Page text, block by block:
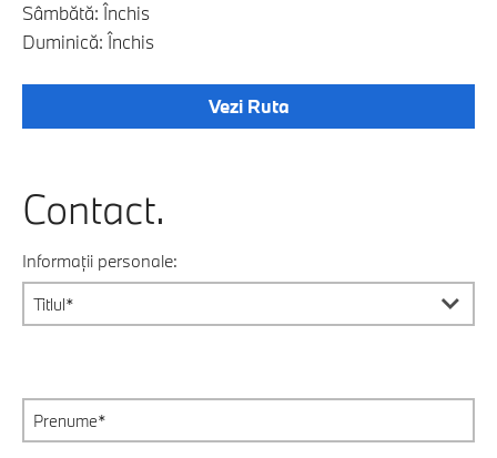
Sâmbătă: Închis
Duminică: Închis
Vezi Ruta
Contact.
Informații personale: